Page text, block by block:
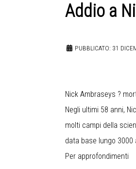
Addio a
PUBBLICATO: 31
Nick Ambraseys ?
Negli ultimi 58 anni,
molti campi della
data base lungo 3000
Per approfondimenti